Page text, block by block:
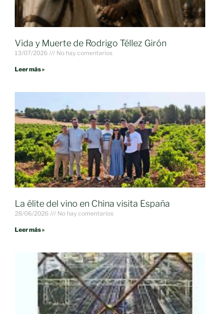
Vida y Muerte de Rodrigo Téllez Girón
13/07/2026 No hay comentarios
Leer más »
La élite del vino en China visita España
28/06/2026 No hay comentarios
Leer más »